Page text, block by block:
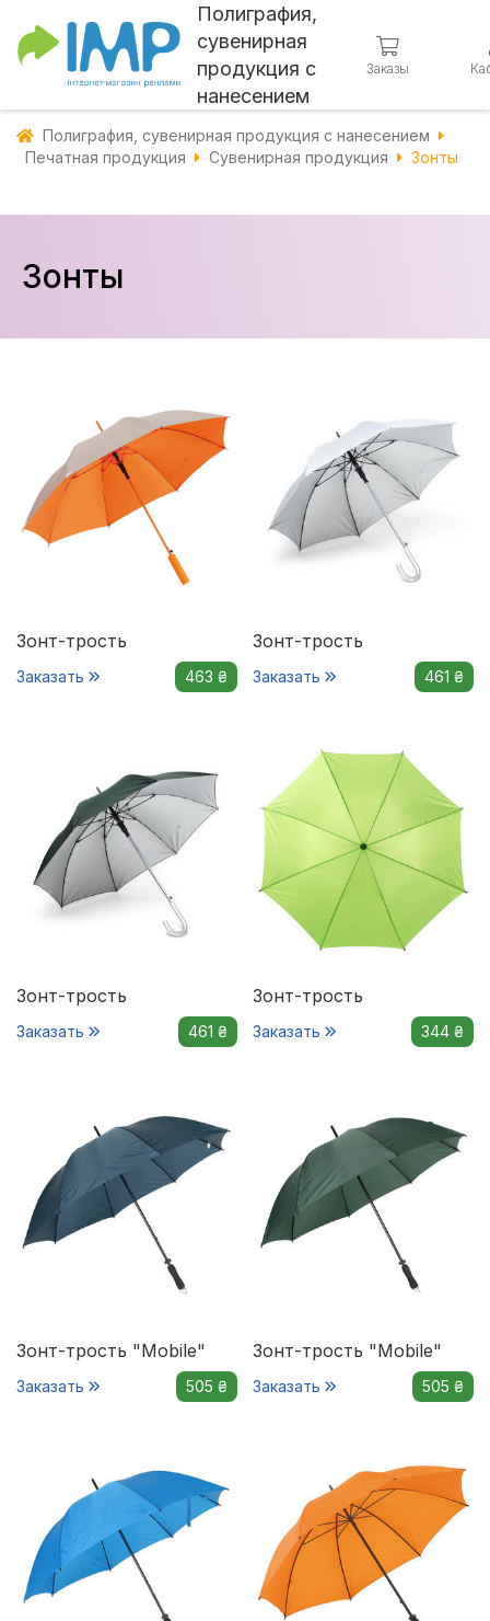
Полиграфия,
сувенирная
продукция с
нанесением
Заказы
Полиграфия, сувенирная продукция с нанесением
Печатная продукция
Сувенирная продукция Зонты
Зонты
Зонт-трость
Заказать 463 ₴
Зонт-трость
Заказать 461 ₴
Зонт-трость
Заказать 461 ₴
Зонт-трость
Заказать 344 ₴
Зонт-трость "Mobile"
Заказать 505 ₴
Зонт-трость "Mobile"
Заказать 505 ₴